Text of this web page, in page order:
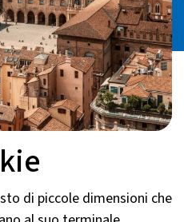
di piccole dimensioni che